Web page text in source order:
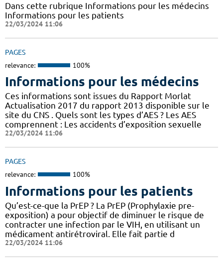
Dans cette rubrique Informations pour les médecins
Informations pour les patients
22/03/2024 11:06
PAGES
relevance: 100%
Informations pour les médecins
Ces informations sont issues du Rapport Morlat
Actualisation 2017 du rapport 2013 disponible sur le
site du CNS . Quels sont les types d’AES ? Les AES
comprennent : Les accidents d’exposition sexuelle
22/03/2024 11:06
PAGES
relevance: 100%
Informations pour les patients
Qu’est-ce-que la PrEP ? La PrEP (Prophylaxie pre-
exposition) a pour objectif de diminuer le risque de
contracter une infection par le VIH, en utilisant un
médicament antirétroviral. Elle fait partie d
22/03/2024 11:06